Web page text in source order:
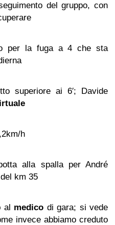
del gruppo, con
per la fuga a 4 che sta
superiore ai 6′; Davide
h
alla spalla per André
km 35
al medico di gara; si vede
invece abbiamo creduto